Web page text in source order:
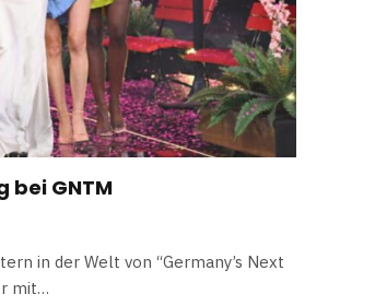
bei GNTM
in der Welt von “Germany’s Next
mit…